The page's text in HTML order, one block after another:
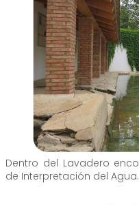
Dentro del Lavadero
de Interpretación del Agua.